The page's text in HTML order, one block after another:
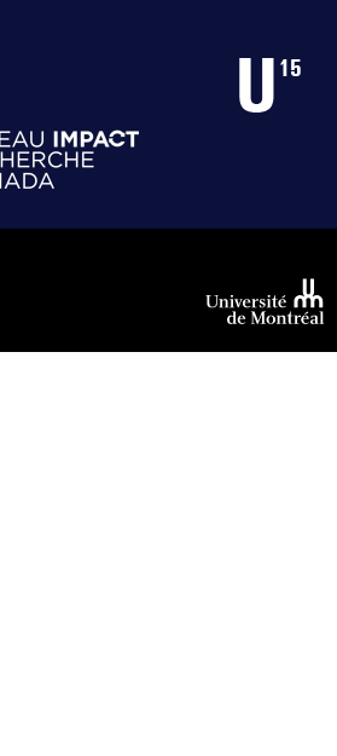
Montréal